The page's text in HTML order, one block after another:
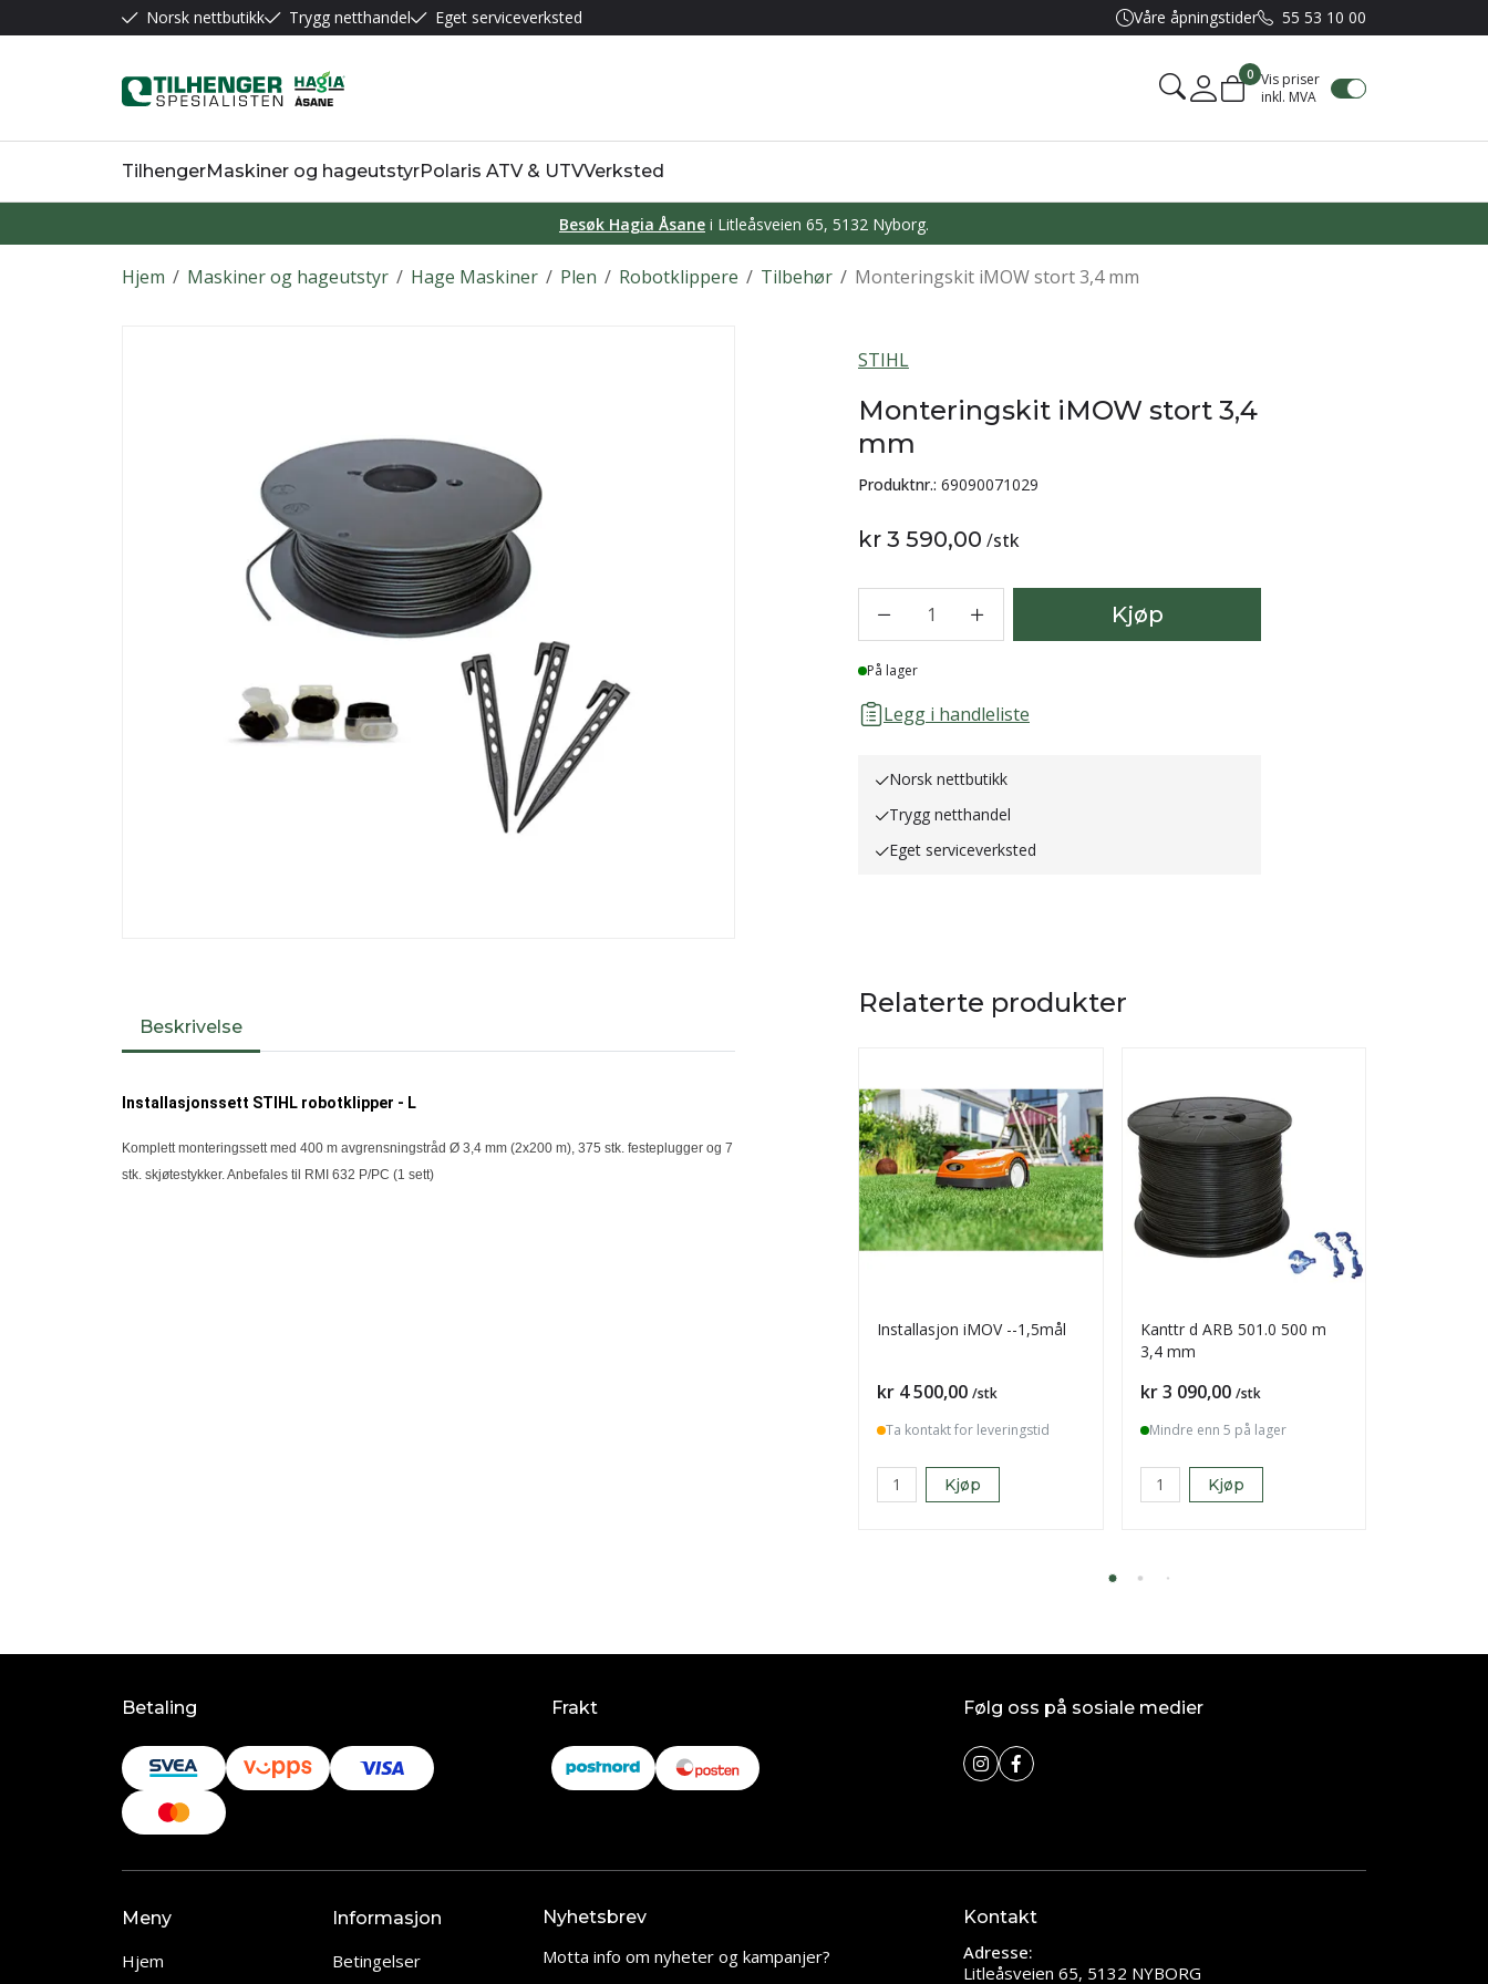
Norsk nettbutikk Trygg netthandel Eget serviceverksted Våre åpningstider 55 53 10 00
Mine sider
0 Vis priser
inkl. MVA
TilhengerMaskiner og hageutstyrPolaris ATV & UTVVerksted
Besøk Hagia Åsane i Litleåsveien 65, 5132 Nyborg.
/
Hjem /
Maskiner og hageutstyr /
Hage Maskiner /
Plen /
Robotklippere /
Tilbehør Monteringskit iMOW stort 3,4 mm
STIHL
Monteringskit iMOW stort 3,4
mm
Produktnr.: 69090071029
kr 3 590,00 /stk
1 Kjøp
Lager
På lager
Legg i handleliste
Norsk nettbutikk
Trygg netthandel
Eget serviceverksted
Beskrivelse
Installasjonssett STIHL robotklipper - L
Komplett monteringssett med 400 m avgrensningstråd Ø 3,4 mm (2x200 m), 375 stk. festeplugger og 7
stk. skjøtestykker. Anbefales til RMI 632 P/PC (1 sett)
Relaterte produkter
Installasjon iMOV --1,5mål
Pris
kr 4 500,00 /stk
Ta kontakt for leveringstid
Kjøp
Kanttr d ARB 501.0 500 m
3,4 mm
Pris
kr 3 090,00 /stk
Mindre enn 5 på lager
Kjøp
Betaling Frakt Følg oss på sosiale medier
Meny
Hjem
Informasjon
Betingelser
Nyhetsbrev
Motta info om nyheter og kampanjer?
Kontakt
Adresse:
Litleåsveien 65, 5132 NYBORG